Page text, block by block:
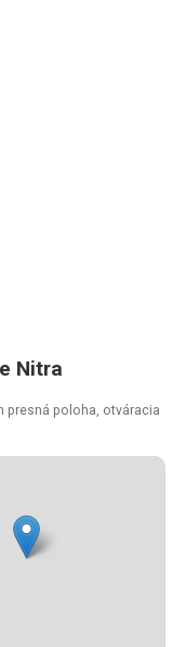
Nitra
presná poloha, otváracia